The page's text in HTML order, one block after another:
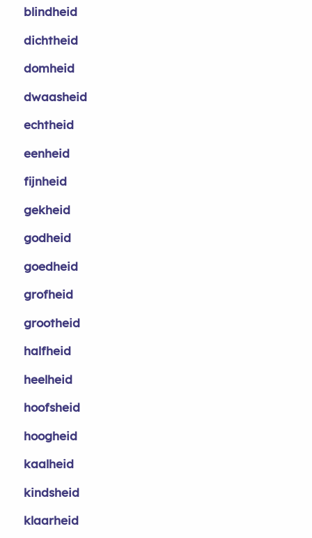
blindheid
dichtheid
domheid
dwaasheid
echtheid
eenheid
fijnheid
gekheid
godheid
goedheid
grofheid
grootheid
halfheid
heelheid
hoofsheid
hoogheid
kaalheid
kindsheid
klaarheid